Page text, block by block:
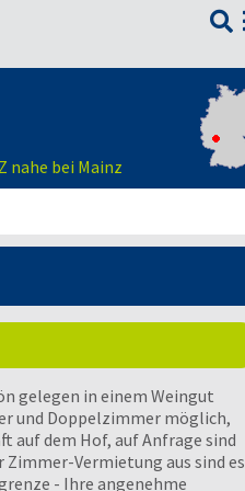

nahe bei Mainz
gelegen in einem Weingut
und Doppelzimmer möglich,
auf dem Hof, auf Anfrage sind
Vermietung aus sind es
- Ihre angenehme